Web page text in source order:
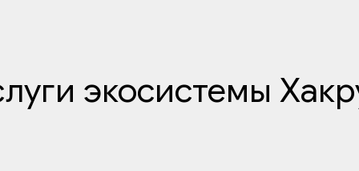
экосистемы